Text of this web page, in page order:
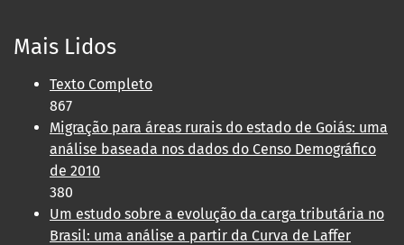
Mais Lidos
Texto Completo
867
Migração para áreas rurais do estado de Goiás: uma
análise baseada nos dados do Censo Demográfico
de 2010
380
Um estudo sobre a evolução da carga tributária no
Brasil: uma análise a partir da Curva de Laffer